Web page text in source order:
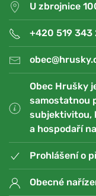
U zbrojnice
+420 519 343
Obec Hrušky
samostatnou
subjektivitou,
a hospodaří
Prohlášení o
Obecné